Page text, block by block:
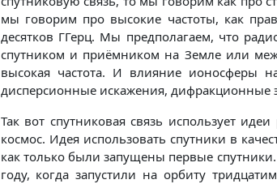
мы говорим про высокие частоты, как
десятков ГГерц. Мы предполагаем, что
спутником и приёмником на Земле или
высокая частота. И влияние ионосферы
дисперсионные искажения, дифракционные
Так вот спутниковая связь использует
космос. Идея использовать спутники в
как только были запущены первые
году, когда запустили на орбиту